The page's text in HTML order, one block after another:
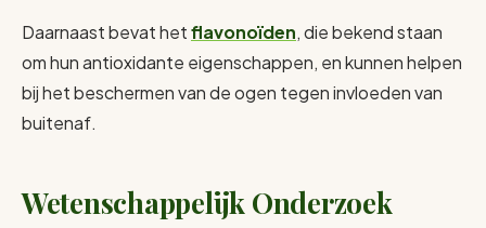
Daarnaast bevat hetflavonoïden, die bekend staan
om hun antioxidante eigenschappen, en kunnen helpen
bij het beschermen van de ogen tegen invloeden van
buitenaf.
Wetenschappelijk Onderzoek